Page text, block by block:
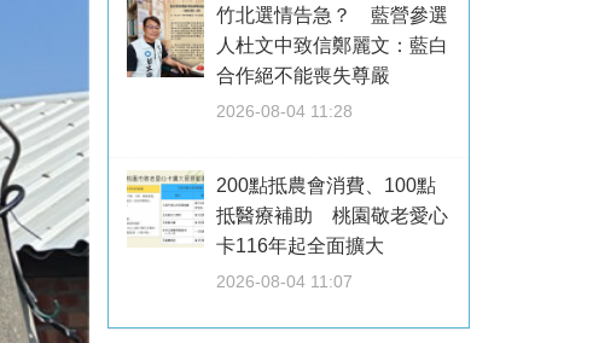
竹北選情告急？ 藍營參選
人杜文中致信鄭麗文：藍白
合作絕不能喪失尊嚴
2026-08-04 11:28
200點抵農會消費、100點
抵醫療補助 桃園敬老愛心
卡116年起全面擴大
2026-08-04 11:07